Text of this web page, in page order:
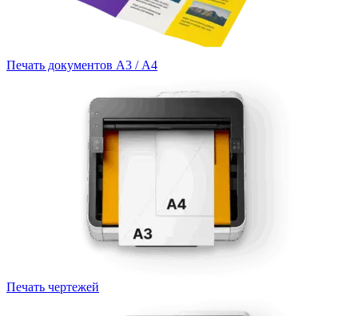
Печать документов А3 / А4
Печать чертежей